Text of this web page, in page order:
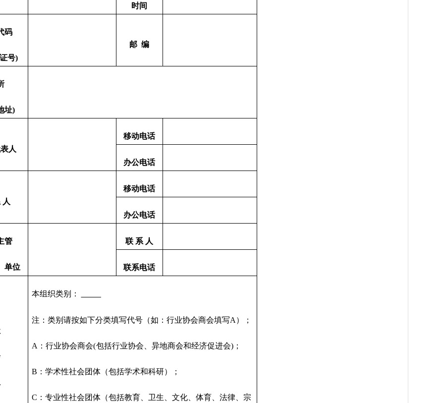
时间
码
号)
邮 编
址)
人
移动电话
办公电话
人
移动电话
办公电话
管
单位
联 系 人
联系电话
本组织类别：
注：类别请按如下分类填写代号（如：行业协会商会填写A）；
A：行业协会商会(包括行业协会、异地商会和经济促进会)；
B：学术性社会团体（包括学术和科研）；
C：专业性社会团体（包括教育、卫生、文化、体育、法律、宗